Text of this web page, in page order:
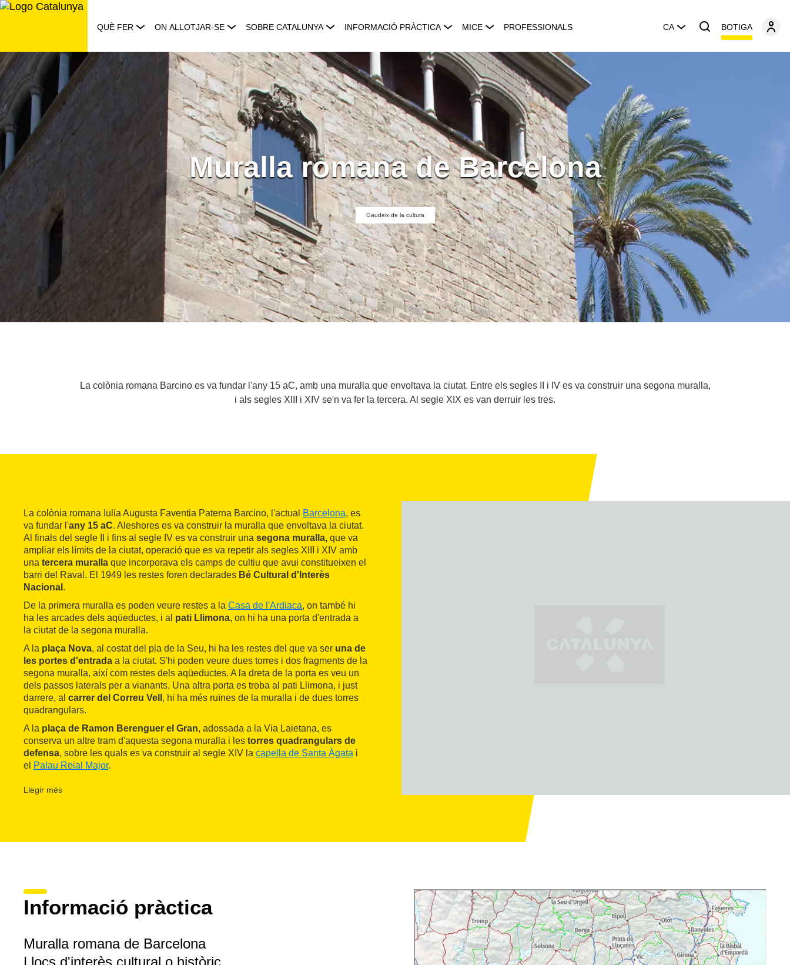
Saltar
QUÈ FER ON ALLOTJAR-SE SOBRE CATALUNYA INFORMACIÓ PRÀCTICA MICE PROFESSIONALS CA BOTIGA
Muralla romana de Barcelona
Gaudeix de la cultura
La colònia romana Barcino es va fundar l'any 15 aC, amb una muralla que envoltava la ciutat. Entre els segles II i IV es va construir una segona muralla,
i als segles XIII i XIV se'n va fer la tercera. Al segle XIX es van derruir les tres.
La colònia romana Iulia Augusta Faventia Paterna Barcino, l'actual Barcelona, es
va fundar l'any 15 aC. Aleshores es va construir la muralla que envoltava la ciutat.
Al finals del segle II i fins al segle IV es va construir una segona muralla, que va
ampliar els límits de la ciutat, operació que es va repetir als segles XIII i XIV amb
una tercera muralla que incorporava els camps de cultiu que avui constitueixen el
barri del Raval. El 1949 les restes foren declarades Bé Cultural d'Interès
Nacional .
De la primera muralla es poden veure restes a la Casa de l'Ardiaca, on també hi
ha les arcades dels aqüeductes, i al pati Llimona, on hi ha una porta d'entrada a
la ciutat de la segona muralla.
A la plaça Nova, al costat del pla de la Seu, hi ha les restes del que va ser una de
les portes d'entrada a la ciutat. S'hi poden veure dues torres i dos fragments de la
segona muralla, així com restes dels aqüeductes. A la dreta de la porta es veu un
dels passos laterals per a vianants. Una altra porta es troba al pati Llimona, i just
darrere, al carrer del Correu Vell , hi ha més ruïnes de la muralla i de dues torres
quadrangulars.
A la plaça de Ramon Berenguer el Gran, adossada a la Via Laietana, es
conserva un altre tram d'aquesta segona muralla i les torres quadrangulars de
defensa, sobre les quals es va construir al segle XIV la capella de Santa Àgata i
el Palau Reial Major.
Portal de Santa Madrona, hi ha restes de la
Llegir més
Informació pràctica
Muralla romana de Barcelona
Llocs d'interès cultural o històric